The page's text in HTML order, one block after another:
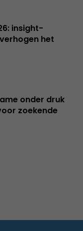
insight-
het
onder druk
zoekende